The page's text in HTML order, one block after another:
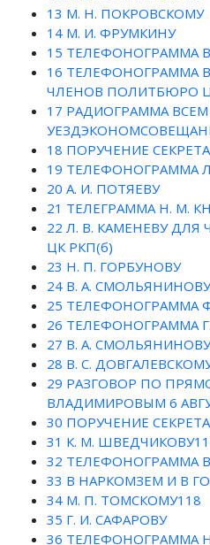
13 М. Н. ПОКРОВСКОМУ
14 М. И. ФРУМКИНУ
15 ТЕЛЕФОНОГРАММА
16 ТЕЛЕФОНОГРАММА
ЧЛЕНОВ ПОЛИТБЮРО
17 РАДИОГРАММА ВСЕМ
18 ПОРУЧЕНИЕ
19 ТЕЛЕФОНОГРАММА
20 А. И. ПОТЯЕВУ
21 ТЕЛЕГРАММА Н. М.
22 Л. В. КАМЕНЕВУ
ЦК РКП(б)
23 Н. П. ГОРБУНОВУ
24 В. А.
25 ТЕЛЕФОНОГРАММА
26 ТЕЛЕФОНОГРАММА
27 В. А.
28 В. С.
29 РАЗГОВОР ПО
ВЛАДИМИРОВЫМ 6
30 ПОРУЧЕНИЕ
31 К. М.
32 ТЕЛЕФОНОГРАММА
33 В НАРКОМЗЕМ И В
34 М. П. ТОМСКОМУ118
35 Г. И. САФАРОВУ
36 ТЕЛЕФОНОГРАММА